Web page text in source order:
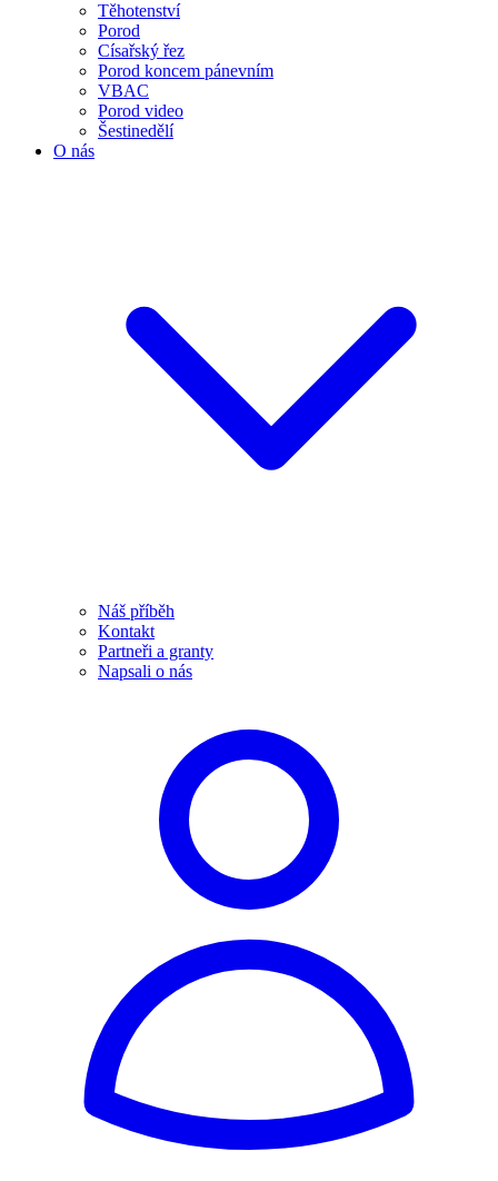
Těhotenství
Porod
Císařský řez
Porod koncem pánevním
VBAC
Porod video
Šestinedělí
O nás
Náš příběh
Kontakt
Partneři a granty
Napsali o nás